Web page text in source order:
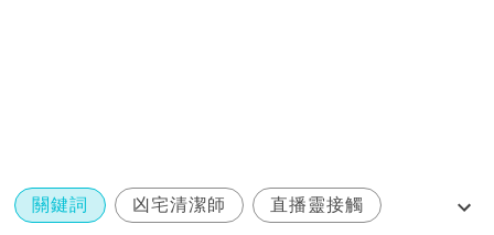
關鍵詞 凶宅清潔師 直播靈接觸